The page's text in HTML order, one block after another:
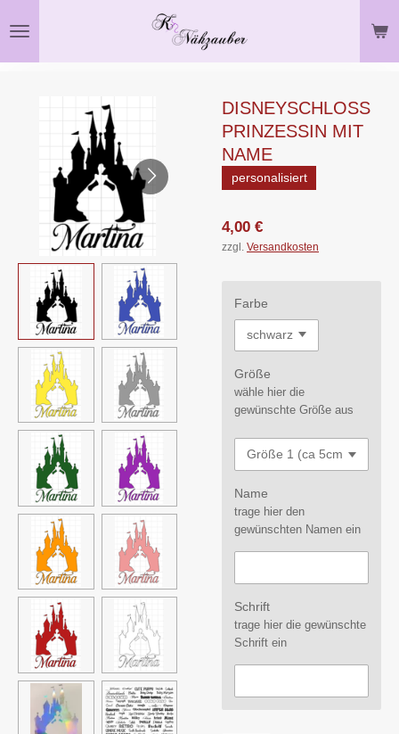
Hauptinhalt
DISNEYSCHLOSS
PRINZESSIN MIT
NAME
personalisiert
4,00 €
zzgl. Versandkosten
Farbe
Größe
wähle hier die
gewünschte Größe aus
Name
trage hier den
gewünschten Namen ein
Schrift
trage hier die gewünschte
Schrift ein